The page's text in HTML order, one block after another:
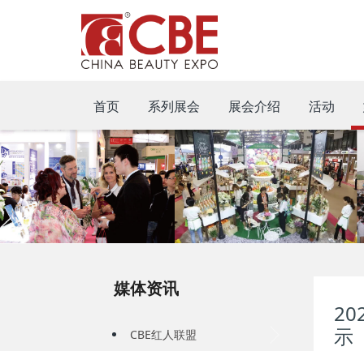
首页 系列展会 展会介绍 活动
媒体资讯
CBE红人联盟
示